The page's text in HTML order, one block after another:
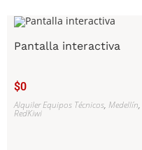
Pantalla interactiva
$0
Alquiler Equipos Técnicos, Medellín,
RedKiwi